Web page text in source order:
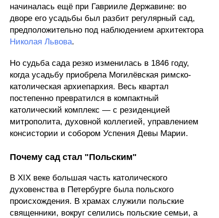
начиналась ещё при Гаврииле Державине: во
дворе его усадьбы был разбит регулярный сад,
предположительно под наблюдением архитектора
Николая Львова.
Но судьба сада резко изменилась в 1846 году,
когда усадьбу приобрела Могилёвская римско-
католическая архиепархия. Весь квартал
постепенно превратился в компактный
католический комплекс — с резиденцией
митрополита, духовной коллегией, управлением
консистории и собором Успения Девы Марии.
Почему сад стал "Польским"
В XIX веке большая часть католического
духовенства в Петербурге была польского
происхождения. В храмах служили польские
священники, вокруг селились польские семьи, а